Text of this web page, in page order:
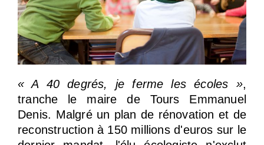
« A 40 degrés, je ferme les écoles »,
tranche le maire de Tours Emmanuel
Denis. Malgré un plan de rénovation et de
reconstruction à 150 millions d'euros sur le